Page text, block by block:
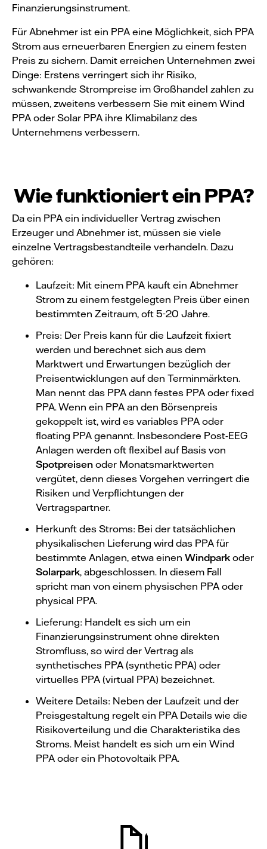
Finanzierungsinstrument.
Für Abnehmer ist ein PPA eine Möglichkeit, sich PPA
Strom aus erneuerbaren Energien zu einem festen
Preis zu sichern. Damit erreichen Unternehmen zwei
Dinge: Erstens verringert sich ihr Risiko,
schwankende Strompreise im Großhandel zahlen zu
müssen, zweitens verbessern Sie mit einem Wind
PPA oder Solar PPA ihre Klimabilanz des
Unternehmens verbessern.
Wie funktioniert ein PPA?
Da ein PPA ein individueller Vertrag zwischen
Erzeuger und Abnehmer ist, müssen sie viele
einzelne Vertragsbestandteile verhandeln. Dazu
gehören:
Laufzeit: Mit einem PPA kauft ein Abnehmer
Strom zu einem festgelegten Preis über einen
bestimmten Zeitraum, oft 5-20 Jahre.
Preis: Der Preis kann für die Laufzeit fixiert
werden und berechnet sich aus dem
Marktwert und Erwartungen bezüglich der
Preisentwicklungen auf den Terminmärkten.
Man nennt das PPA dann festes PPA oder fixed
PPA. Wenn ein PPA an den Börsenpreis
gekoppelt ist, wird es variables PPA oder
floating PPA genannt. Insbesondere Post-EEG
Anlagen werden oft flexibel auf Basis von
Spotpreisen oder Monatsmarktwerten
vergütet, denn dieses Vorgehen verringert die
Risiken und Verpflichtungen der
Vertragspartner.
Herkunft des Stroms: Bei der tatsächlichen
physikalischen Lieferung wird das PPA für
bestimmte Anlagen, etwa einen Windpark oder
Solarpark, abgeschlossen. In diesem Fall
spricht man von einem physischen PPA oder
physical PPA.
Lieferung: Handelt es sich um ein
Finanzierungsinstrument ohne direkten
Stromfluss, so wird der Vertrag als
synthetisches PPA (synthetic PPA) oder
virtuelles PPA (virtual PPA) bezeichnet.
Weitere Details: Neben der Laufzeit und der
Preisgestaltung regelt ein PPA Details wie die
Risikoverteilung und die Charakteristika des
Stroms. Meist handelt es sich um ein Wind
PPA oder ein Photovoltaik PPA.